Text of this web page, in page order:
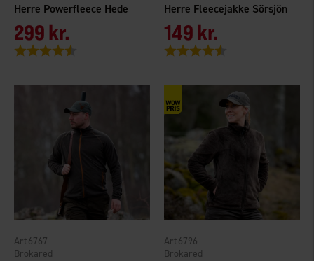
Herre Powerfleece Hede
299 kr.
Vurdering:
Herre Fleecejakke Sörsjön
149 kr.
Vurdering:
Brokared
6767
Brokared
6796